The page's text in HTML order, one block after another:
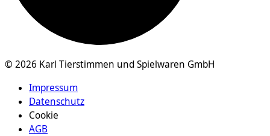
© 2026 Karl Tierstimmen und Spielwaren GmbH
Impressum
Datenschutz
Cookie
AGB